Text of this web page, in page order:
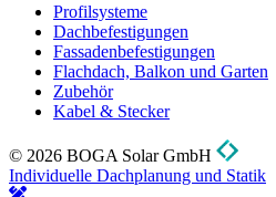
Profilsysteme
Dachbefestigungen
Fassadenbefestigungen
Flachdach, Balkon und Garten
Zubehör
Kabel & Stecker
© 2026 BOGA Solar GmbH
Individuelle Dachplanung und Statik